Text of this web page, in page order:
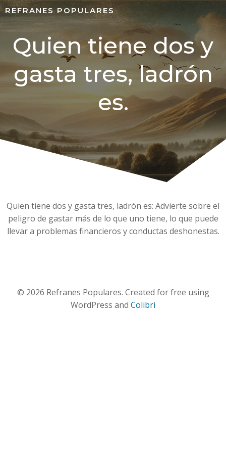
REFRANES POPULARES
Quien tiene dos y
gasta tres, ladrón
es.
Quien tiene dos y gasta tres, ladrón es: Advierte sobre el
peligro de gastar más de lo que uno tiene, lo que puede
llevar a problemas financieros y conductas deshonestas.
© 2026 Refranes Populares. Created for free using
WordPress and Colibri